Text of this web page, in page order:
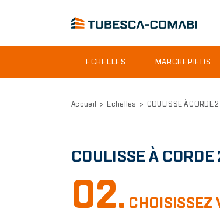
site
ECHELLES MARCHEPIEDS
Accueil Echelles COULISSE À CORDE
COULISSE À
02. CHOISISSEZ